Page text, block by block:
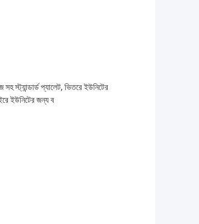
সহ স্ট্যান্ডার্ড প্যালেট, ভিতরে ইউনিটের
ইউনিটের জন্য ব